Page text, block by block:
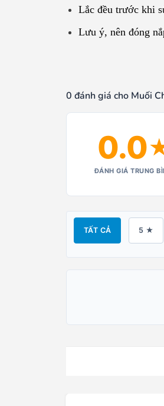
Lắc đều trước khi
Lưu ý, nên đóng
0 đánh giá cho Muối
0.0
ĐÁNH GIÁ TRUNG
TẤT CẢ 5 ★